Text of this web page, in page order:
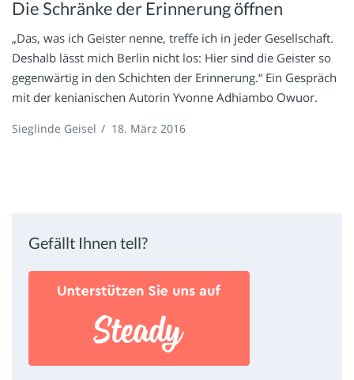
Die Schränke der Erinnerung öffnen
„Das, was ich Geister nenne, treffe ich in jeder Gesellschaft.
Deshalb lässt mich Berlin nicht los: Hier sind die Geister so
gegenwärtig in den Schichten der Erinnerung.“ Ein Gespräch
mit der kenianischen Autorin Yvonne Adhiambo Owuor.
Sieglinde Geisel / 18. März 2016
Gefällt Ihnen tell?